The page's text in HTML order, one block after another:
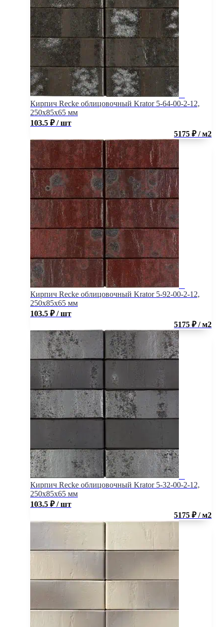
Кирпич Recke облицовочный Krator 5-64-00-2-12,
250x85x65 мм
103.5 ₽ / шт
5175 ₽ / м2
Кирпич Recke облицовочный Krator 5-92-00-2-12,
250x85x65 мм
103.5 ₽ / шт
5175 ₽ / м2
Кирпич Recke облицовочный Krator 5-32-00-2-12,
250x85x65 мм
103.5 ₽ / шт
5175 ₽ / м2